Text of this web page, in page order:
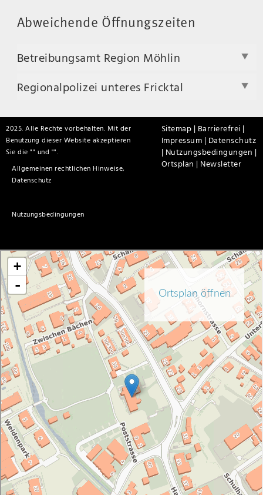
Abweichende Öffnungszeiten
Betreibungsamt Region Möhlin
Regionalpolizei unteres Fricktal
2025. Alle Rechte vorbehalten. Mit der
Benutzung dieser Website akzeptieren
Sie die "
Allgemeinen rechtlichen Hinweise,
Datenschutz
" und "
Nutzungsbedingungen
".
Sitemap | Barrierefrei |
Impressum | Datenschutz
| Nutzungsbedingungen |
Ortsplan | Newsletter